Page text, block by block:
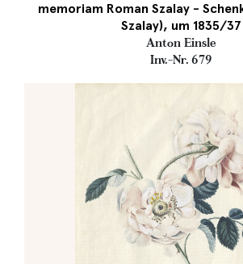
memoriam Roman Szalay -
Szalay), um 1835/37
Anton Einsle
Inv.-Nr. 679